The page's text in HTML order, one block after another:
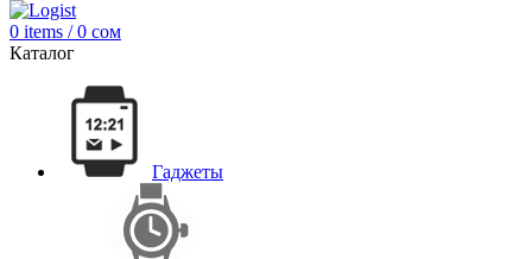
0 items / 0 сом
Каталог
Гаджеты